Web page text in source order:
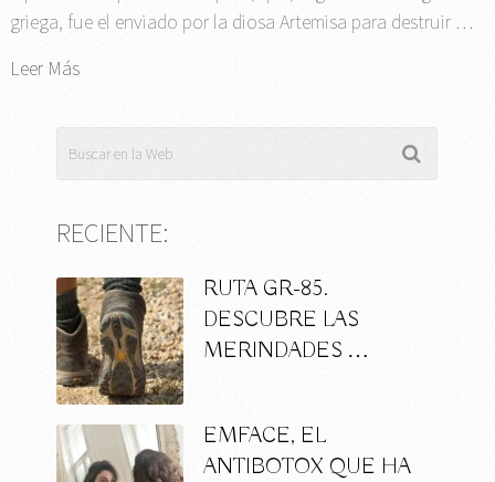
griega, fue el enviado por la diosa Artemisa para destruir …
Leer Más
RECIENTE:
RUTA GR-85.
DESCUBRE LAS
MERINDADES …
EMFACE, EL
ANTIBOTOX QUE HA